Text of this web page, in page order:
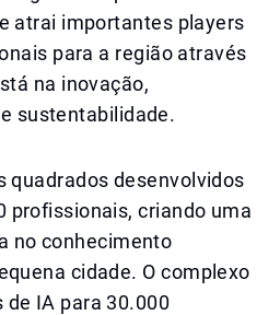
atrai importantes players
para a região através
na inovação,
sustentabilidade.
quadrados desenvolvidos
profissionais, criando uma
no conhecimento
cidade. O complexo
de IA para 30.000